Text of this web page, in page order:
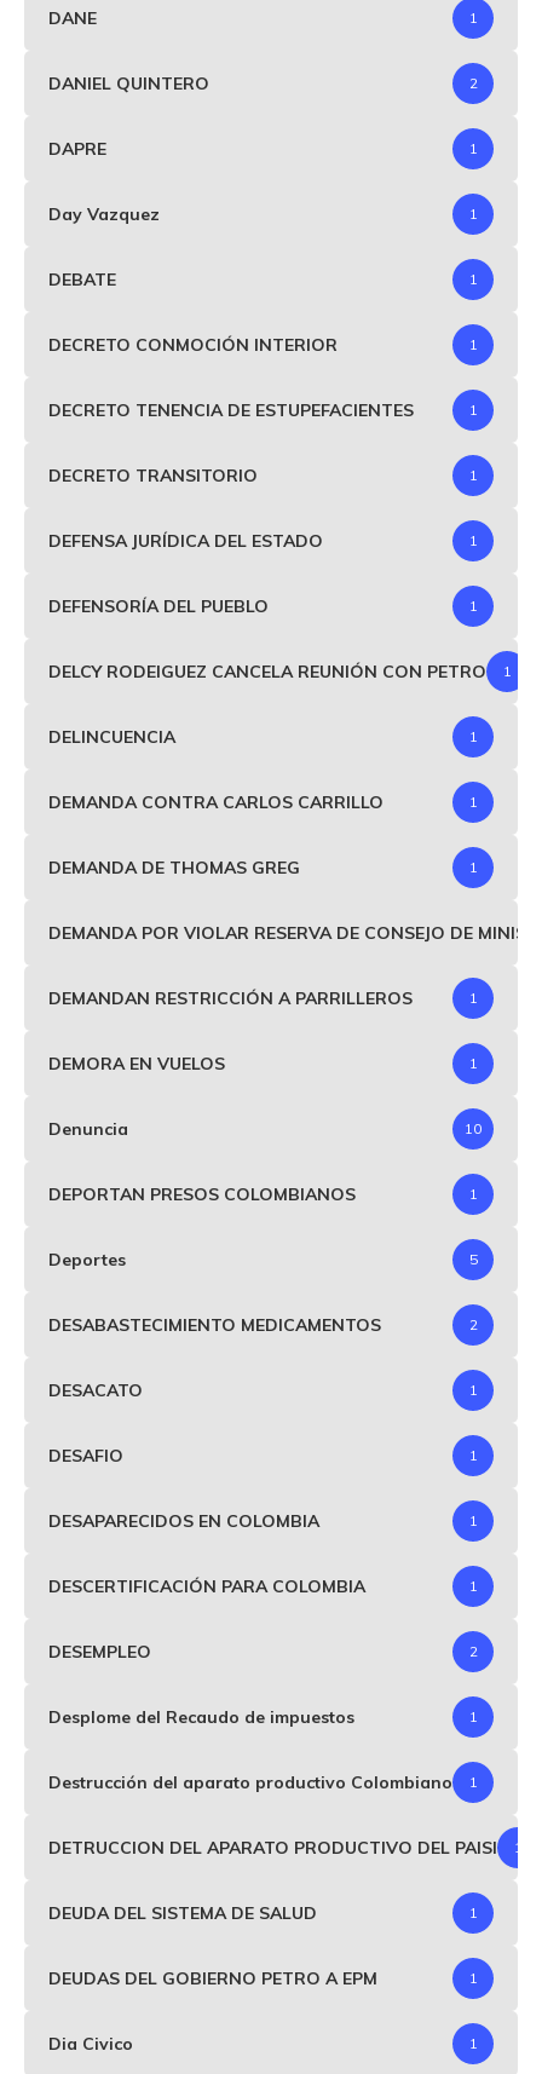
DANE 1
DANIEL QUINTERO 2
DAPRE 1
Day Vazquez 1
DEBATE 1
DECRETO CONMOCIÓN INTERIOR 1
DECRETO TENENCIA DE ESTUPEFACIENTES 1
DECRETO TRANSITORIO 1
DEFENSA JURÍDICA DEL ESTADO 1
DEFENSORÍA DEL PUEBLO 1
DELCY RODEIGUEZ CANCELA REUNIÓN CON PETRO 1
DELINCUENCIA 1
DEMANDA CONTRA CARLOS CARRILLO 1
DEMANDA DE THOMAS GREG 1
DEMANDA POR VIOLAR RESERVA DE CONSEJO DE
DEMANDAN RESTRICCIÓN A PARRILLEROS 1
DEMORA EN VUELOS 1
Denuncia 10
DEPORTAN PRESOS COLOMBIANOS 1
Deportes 5
DESABASTECIMIENTO MEDICAMENTOS 2
DESACATO 1
DESAFIO 1
DESAPARECIDOS EN COLOMBIA 1
DESCERTIFICACIÓN PARA COLOMBIA 1
DESEMPLEO 2
Desplome del Recaudo de impuestos 1
Destrucción del aparato productivo Colombiano 1
DETRUCCION DEL APARATO PRODUCTIVO DEL PAISI 1
DEUDA DEL SISTEMA DE SALUD 1
DEUDAS DEL GOBIERNO PETRO A EPM 1
Dia Civico 1